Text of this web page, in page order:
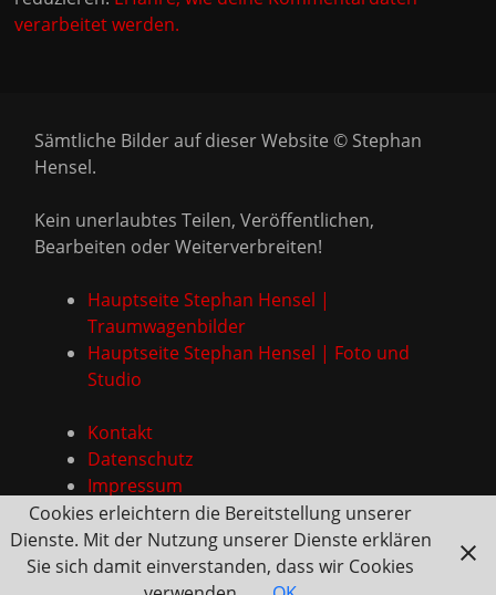
verarbeitet werden.
Sämtliche Bilder auf dieser Website © Stephan
Hensel.
Kein unerlaubtes Teilen, Veröffentlichen,
Bearbeiten oder Weiterverbreiten!
Hauptseite Stephan Hensel |
Traumwagenbilder
Hauptseite Stephan Hensel | Foto und
Studio
Kontakt
Datenschutz
Impressum
Cookies erleichtern die Bereitstellung unserer
Dienste. Mit der Nutzung unserer Dienste erklären
Sie sich damit einverstanden, dass wir Cookies